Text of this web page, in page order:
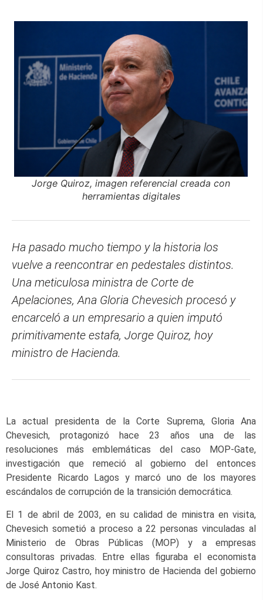
Jorge Quiroz, imagen referencial creada con
herramientas digitales
Ha pasado mucho tiempo y la historia los
vuelve a reencontrar en pedestales distintos.
Una meticulosa ministra de Corte de
Apelaciones, Ana Gloria Chevesich procesó y
encarceló a un empresario a quien imputó
primitivamente estafa, Jorge Quiroz, hoy
ministro de Hacienda.
La actual presidenta de la Corte Suprema, Gloria Ana
Chevesich, protagonizó hace 23 años una de las
resoluciones más emblemáticas del caso MOP-Gate,
investigación que remeció al gobierno del entonces
Presidente Ricardo Lagos y marcó uno de los mayores
escándalos de corrupción de la transición democrática.
El 1 de abril de 2003, en su calidad de ministra en visita,
Chevesich sometió a proceso a 22 personas vinculadas al
Ministerio de Obras Públicas (MOP) y a empresas
consultoras privadas. Entre ellas figuraba el economista
Jorge Quiroz Castro, hoy ministro de Hacienda del gobierno
de José Antonio Kast.